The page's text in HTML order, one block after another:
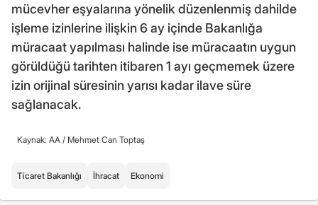
mücevher eşyalarına yönelik düzenlenmiş dahilde
işleme izinlerine ilişkin 6 ay içinde Bakanlığa
müracaat yapılması halinde ise müracaatın uygun
görüldüğü tarihten itibaren 1 ayı geçmemek üzere
izin orijinal süresinin yarısı kadar ilave süre
sağlanacak.
Kaynak: AA / Mehmet Can Toptaş
Ticaret Bakanlığı İhracat Ekonomi